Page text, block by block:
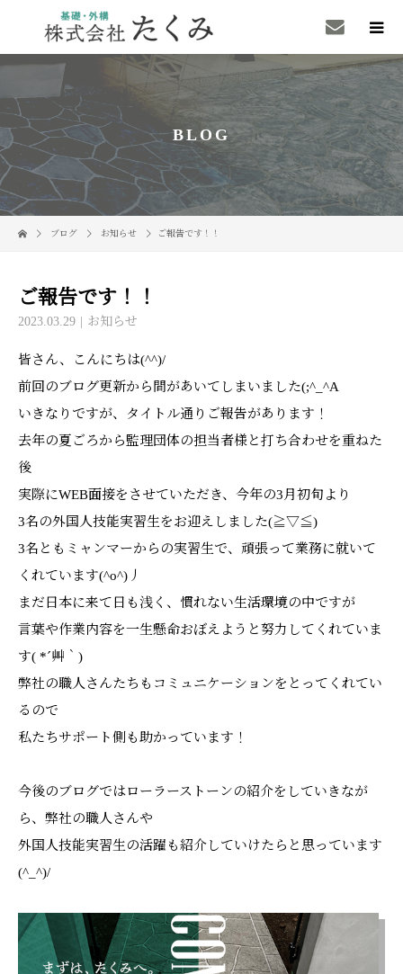
BLOG
ブログ お知らせ ご報告です！！
ご報告です！！
2023.03.29 お知らせ
皆さん、こんにちは(^^)/
前回のブログ更新から間があいてしまいました(;^_^A
いきなりですが、タイトル通りご報告があります！
去年の夏ごろから監理団体の担当者様と打ち合わせを重ねた
後
実際にWEB面接をさせていただき、今年の3月初旬より
3名の外国人技能実習生をお迎えしました(≧▽≦)
3名ともミャンマーからの実習生で、頑張って業務に就いて
くれています(^o^)丿
まだ日本に来て日も浅く、慣れない生活環境の中ですが
言葉や作業内容を一生懸命おぼえようと努力してくれていま
す( *´艸｀)
弊社の職人さんたちもコミュニケーションをとってくれてい
るので
私たちサポート側も助かっています！
今後のブログではローラーストーンの紹介をしていきなが
ら、弊社の職人さんや
外国人技能実習生の活躍も紹介していけたらと思っています
(^_^)/